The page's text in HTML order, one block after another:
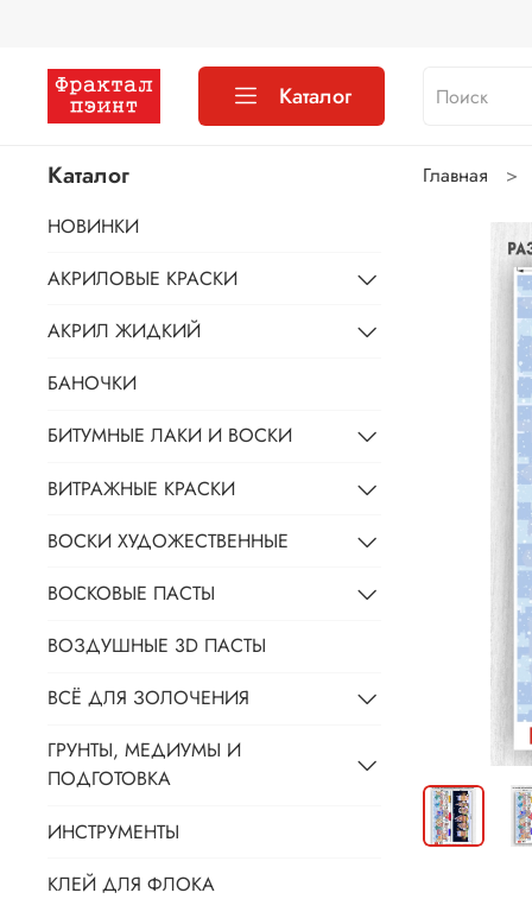
Каталог
Главная
Каталог
НОВИНКИ
АКРИЛОВЫЕ КРАСКИ
АКРИЛ ЖИДКИЙ
БАНОЧКИ
БИТУМНЫЕ ЛАКИ И ВОСКИ
ВИТРАЖНЫЕ КРАСКИ
ВОСКИ ХУДОЖЕСТВЕННЫЕ
ВОСКОВЫЕ ПАСТЫ
ВОЗДУШНЫЕ 3D ПАСТЫ
ВСЁ ДЛЯ ЗОЛОЧЕНИЯ
ГРУНТЫ, МЕДИУМЫ И
ПОДГОТОВКА
ИНСТРУМЕНТЫ
КЛЕЙ ДЛЯ ФЛОКА